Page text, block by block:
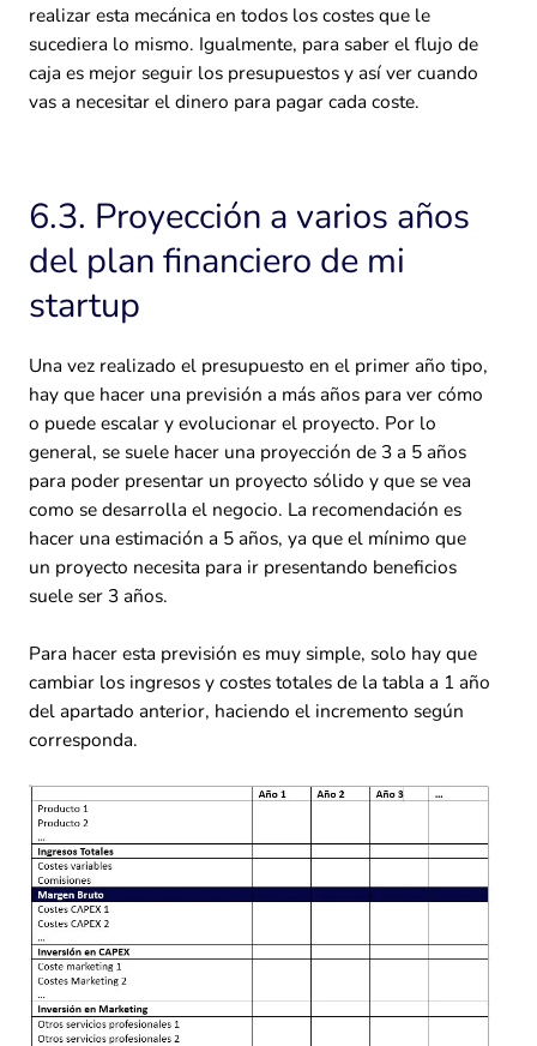
realizar esta mecánica en todos los costes que le
sucediera lo mismo. Igualmente, para saber el flujo de
caja es mejor seguir los presupuestos y así ver cuando
vas a necesitar el dinero para pagar cada coste.
6.3. Proyección a varios años
del plan financiero de mi
startup
Una vez realizado el presupuesto en el primer año tipo,
hay que hacer una previsión a más años para ver cómo
o puede escalar y evolucionar el proyecto. Por lo
general, se suele hacer una proyección de 3 a 5 años
para poder presentar un proyecto sólido y que se vea
como se desarrolla el negocio. La recomendación es
hacer una estimación a 5 años, ya que el mínimo que
un proyecto necesita para ir presentando beneficios
suele ser 3 años.
Para hacer esta previsión es muy simple, solo hay que
cambiar los ingresos y costes totales de la tabla a 1 año
del apartado anterior, haciendo el incremento según
corresponda.